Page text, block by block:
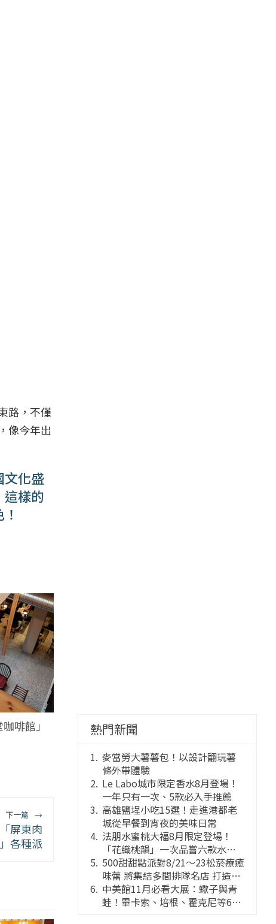
路，不僅
像今年出
文化盛
這樣的
啡館」
下一篇 →
屏東肉
各種派
熱門新聞
麥當勞大薯薯包！以設計翻玩薯
條外帶體驗
Le Labo城市限定香水8月登場！
一年只有一次、5款必入手推薦
高雄鹽埕小吃15選！走進港都老
城從早餐到宵夜的美味日常
法朋水蜜桃大福8月限定登場！
「花織桃韻」一次品嘗六款水蜜
桃花果大福
500甜甜點派對8/21～23松菸療癒
味蕾 將集結多間排隊名店 打造靈
感創意的舞台
中美館11月必看大展：蠍子與青
蛙！畢卡索、培根、霍克尼等66